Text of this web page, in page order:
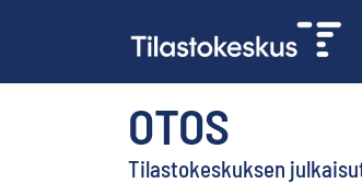
OTOS
Tilastokeskuksen